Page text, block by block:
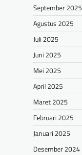
September 2025
Agustus 2025
Juli 2025
Juni 2025
Mei 2025
April 2025
Maret 2025
Februari 2025
Januari 2025
Desember 2024